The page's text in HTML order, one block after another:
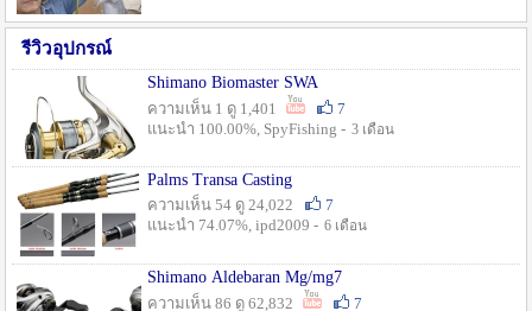
รีวิวอุปกรณ์
Shimano Biomaster SWA
ความเห็น 1 ดู 1,401
7
แนะนำ 100.00%, SpyFishing - 3 เดือน
Palms Transa Casting
ความเห็น 54 ดู 24,022
7
แนะนำ 74.07%, ipd2009 - 6 เดือน
Shimano Aldebaran Mg/mg7
ความเห็น 86 ดู 62,832
7